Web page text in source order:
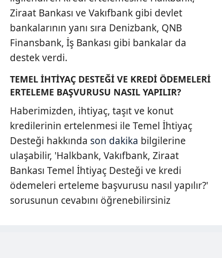
Ziraat Bankası ve Vakıfbank gibi devlet
bankalarının yanı sıra Denizbank, QNB
Finansbank, İş Bankası gibi bankalar da
destek verdi.
TEMEL İHTİYAÇ DESTEĞİ VE KREDİ ÖDEMELERİ
ERTELEME BAŞVURUSU NASIL YAPILIR?
Haberimizden, ihtiyaç, taşıt ve konut
kredilerinin ertelenmesi ile Temel İhtiyaç
Desteği hakkında son dakika bilgilerine
ulaşabilir, 'Halkbank, Vakıfbank, Ziraat
Bankası Temel İhtiyaç Desteği ve kredi
ödemeleri erteleme başvurusu nasıl yapılır?'
sorusunun cevabını öğrenebilirsiniz